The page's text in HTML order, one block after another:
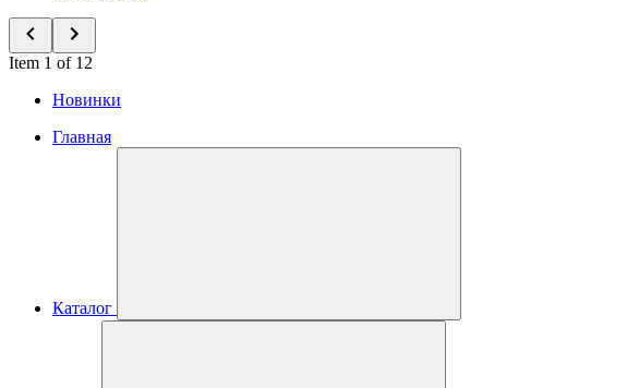
Item 1 of 12
Новинки
Главная
Каталог